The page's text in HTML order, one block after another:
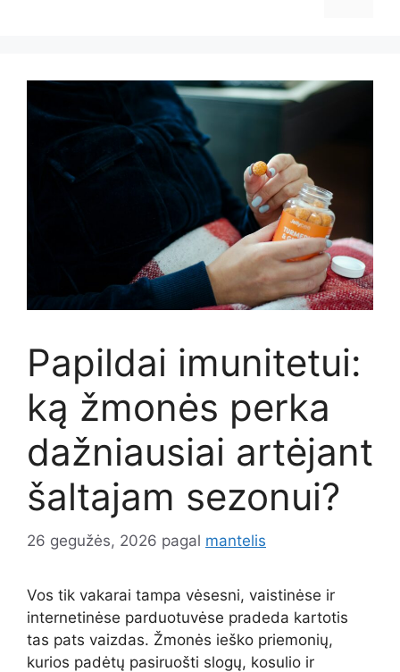
Papildai imunitetui:
ką žmonės perka
dažniausiai artėjant
šaltajam sezonui?
26 gegužės, 2026 pagal mantelis
Vos tik vakarai tampa vėsesni, vaistinėse ir
internetinėse parduotuvėse pradeda kartotis
tas pats vaizdas. Žmonės ieško priemonių,
kurios padėtų pasiruošti slogų, kosulio ir